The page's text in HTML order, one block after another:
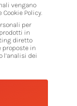
vengano
Policy.
per
in
diretto
proposte in
dei